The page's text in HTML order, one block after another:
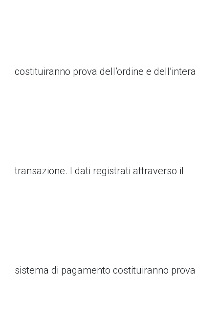
costituiranno prova dell’ordine e dell’intera
transazione. I dati registrati attraverso il
sistema di pagamento costituiranno prova